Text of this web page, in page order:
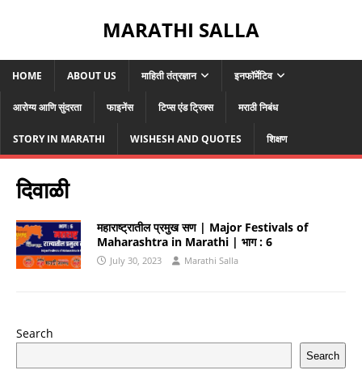
MARATHI SALLA
HOME ABOUT US माहिती तंत्रज्ञान इनफॉर्मेटिव
आरोग्य आणि सुंदरता फाइनेंस टिप्स एंड ट्रिक्स मराठी निबंध
STORY IN MARATHI WISHESH AND QUOTES शिक्षण
दिवाळी
महाराष्ट्रातील प्रमुख सण | Major Festivals of
Maharashtra in Marathi | भाग : 6
July 30, 2023 Marathi Salla
Search
Search